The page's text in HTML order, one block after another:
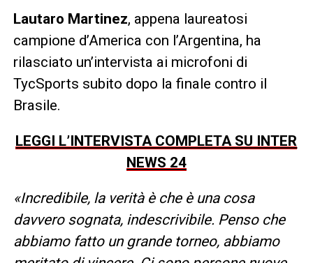
Lautaro Martinez, appena laureatosi
campione d’America con l’Argentina, ha
rilasciato un’intervista ai microfoni di
TycSports subito dopo la finale contro il
Brasile.
LEGGI L’INTERVISTA COMPLETA SU INTER
NEWS 24
«Incredibile, la verità è che è una cosa
davvero sognata, indescrivibile. Penso che
abbiamo fatto un grande torneo, abbiamo